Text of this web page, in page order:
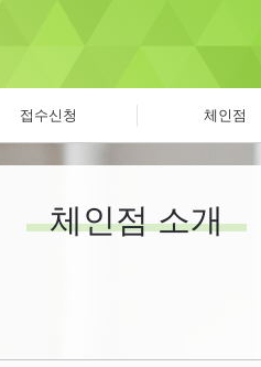
접수신청 체인점
체인점 소개